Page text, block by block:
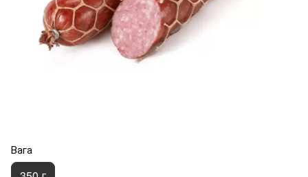
Вага